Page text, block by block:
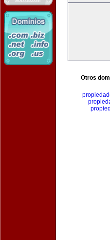
Otros